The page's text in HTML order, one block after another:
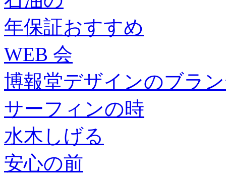
年保証おすすめ
WEB 会
博報堂デザインのブラ
サーフィンの時
水木しげる
安心の前